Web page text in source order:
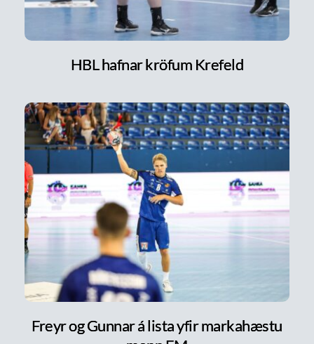
HBL hafnar kröfum Krefeld
Freyr og Gunnar á lista yfir markahæstu